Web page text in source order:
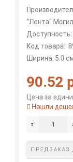
"Лента"
Доступность:
Код товара:
Ширина: 5.0
90.52
Цена за
Нашли
ПРЕДЗАКАЗ